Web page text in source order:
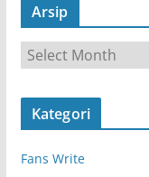
Arsip
r
s
Kategori
Fans Write